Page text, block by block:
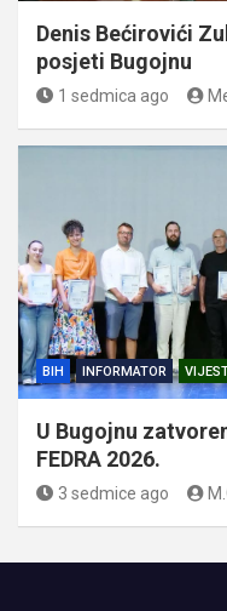
Denis Bećirovići
posjeti Bugojnu
1 sedmica ago
BIH INFORMATOR
U Bugojnu
FEDRA 2026.
3 sedmice ago